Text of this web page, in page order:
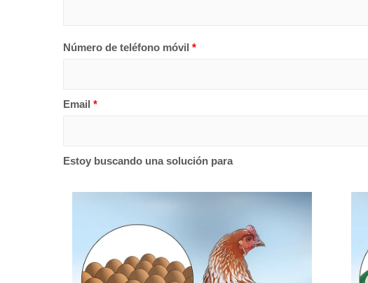
Número de teléfono móvil *
Email *
Estoy buscando una solución para